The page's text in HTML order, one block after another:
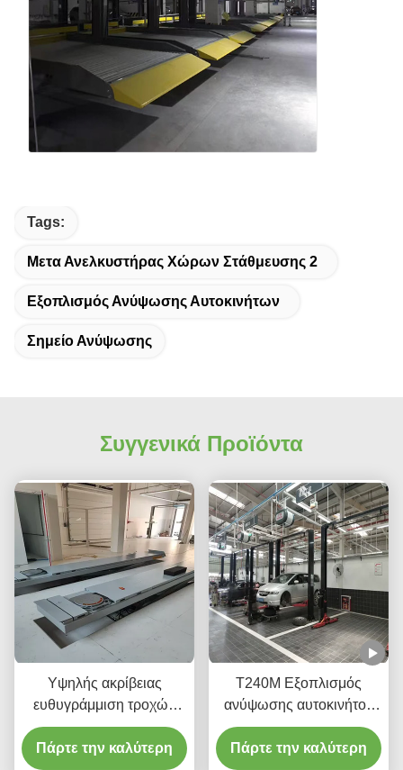
Tags:
Μετα Ανελκυστήρας Χώρων Στάθμευσης 2
Εξοπλισμός Ανύψωσης Αυτοκινήτων
Σημείο Ανύψωσης
Συγγενικά Προϊόντα
Υψηλής ακρίβειας
ευθυγράμμιση τροχών
Αλεξίπτωτο T400D
4000kg χωρητικότητα για
Πάρτε την καλύτερη
Τ240Μ Εξοπλισμός
ανύψωσης αυτοκινήτου
με δύο στύλους κιβωτίου
με προηγμένη τεχνολογία
Πάρτε την καλύτερη